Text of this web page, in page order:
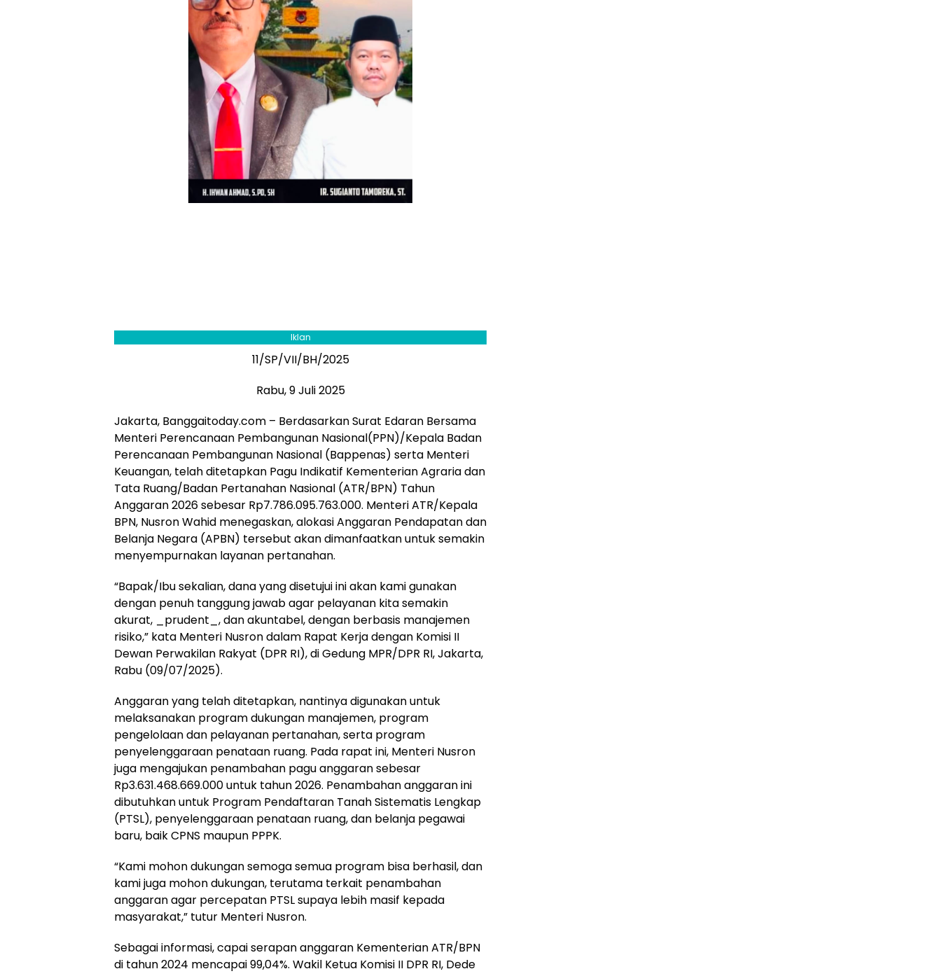
Iklan
11/SP/VII/BH/2025
Rabu, 9 Juli 2025
Jakarta, Banggaitoday.com – Berdasarkan Surat Edaran Bersama
Menteri Perencanaan Pembangunan Nasional(PPN)/Kepala Badan
Perencanaan Pembangunan Nasional (Bappenas) serta Menteri
Keuangan, telah ditetapkan Pagu Indikatif Kementerian Agraria dan
Tata Ruang/Badan Pertanahan Nasional (ATR/BPN) Tahun
Anggaran 2026 sebesar Rp7.786.095.763.000. Menteri ATR/Kepala
BPN, Nusron Wahid menegaskan, alokasi Anggaran Pendapatan dan
Belanja Negara (APBN) tersebut akan dimanfaatkan untuk semakin
menyempurnakan layanan pertanahan.
“Bapak/Ibu sekalian, dana yang disetujui ini akan kami gunakan
dengan penuh tanggung jawab agar pelayanan kita semakin
akurat, _prudent_, dan akuntabel, dengan berbasis manajemen
risiko,” kata Menteri Nusron dalam Rapat Kerja dengan Komisi II
Dewan Perwakilan Rakyat (DPR RI), di Gedung MPR/DPR RI, Jakarta,
Rabu (09/07/2025).
Anggaran yang telah ditetapkan, nantinya digunakan untuk
melaksanakan program dukungan manajemen, program
pengelolaan dan pelayanan pertanahan, serta program
penyelenggaraan penataan ruang. Pada rapat ini, Menteri Nusron
juga mengajukan penambahan pagu anggaran sebesar
Rp3.631.468.669.000 untuk tahun 2026. Penambahan anggaran ini
dibutuhkan untuk Program Pendaftaran Tanah Sistematis Lengkap
(PTSL), penyelenggaraan penataan ruang, dan belanja pegawai
baru, baik CPNS maupun PPPK.
“Kami mohon dukungan semoga semua program bisa berhasil, dan
kami juga mohon dukungan, terutama terkait penambahan
anggaran agar percepatan PTSL supaya lebih masif kepada
masyarakat,” tutur Menteri Nusron.
Sebagai informasi, capai serapan anggaran Kementerian ATR/BPN
di tahun 2024 mencapai 99,04%. Wakil Ketua Komisi II DPR RI, Dede